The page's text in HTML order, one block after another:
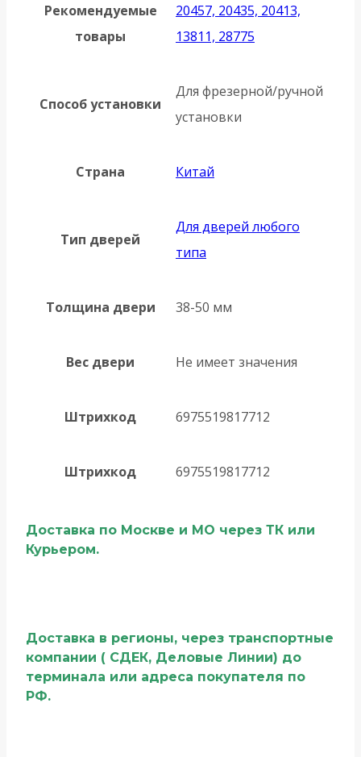
Рекомендуемые
товары
20457, 20435, 20413,
13811, 28775
Способ установки
Для фрезерной/ручной
установки
Страна Китай
Тип дверей
Для дверей любого
типа
Толщина двери 38-50 мм
Вес двери Не имеет значения
Штрихкод 6975519817712
Штрихкод 6975519817712
Доставка по Москве и МО через ТК или
Курьером.
Доставка в регионы, через транспортные
компании ( СДЕК, Деловые Линии) до
терминала или адреса покупателя по
РФ.